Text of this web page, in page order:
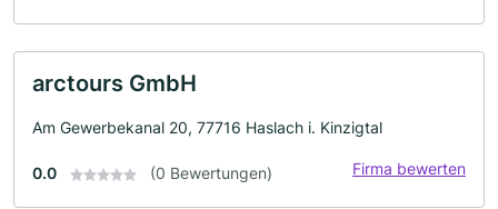
arctours GmbH
Am Gewerbekanal 20, 77716 Haslach i. Kinzigtal
0.0 (0 Bewertungen) Firma bewerten